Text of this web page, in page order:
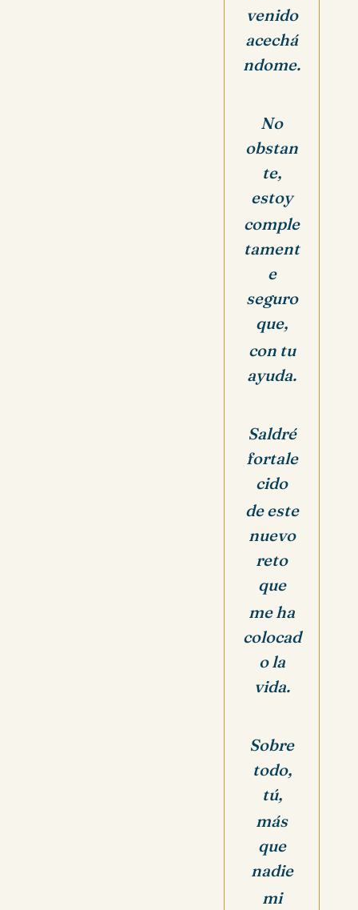
venido
acechá
ndome.
No
obstan
te,
estoy
comple
tament
e
seguro
que,
con tu
ayuda.
Saldré
fortale
cido
de este
nuevo
reto
que
me ha
colocad
o la
vida.
Sobre
todo,
tú,
más
que
nadie
mi